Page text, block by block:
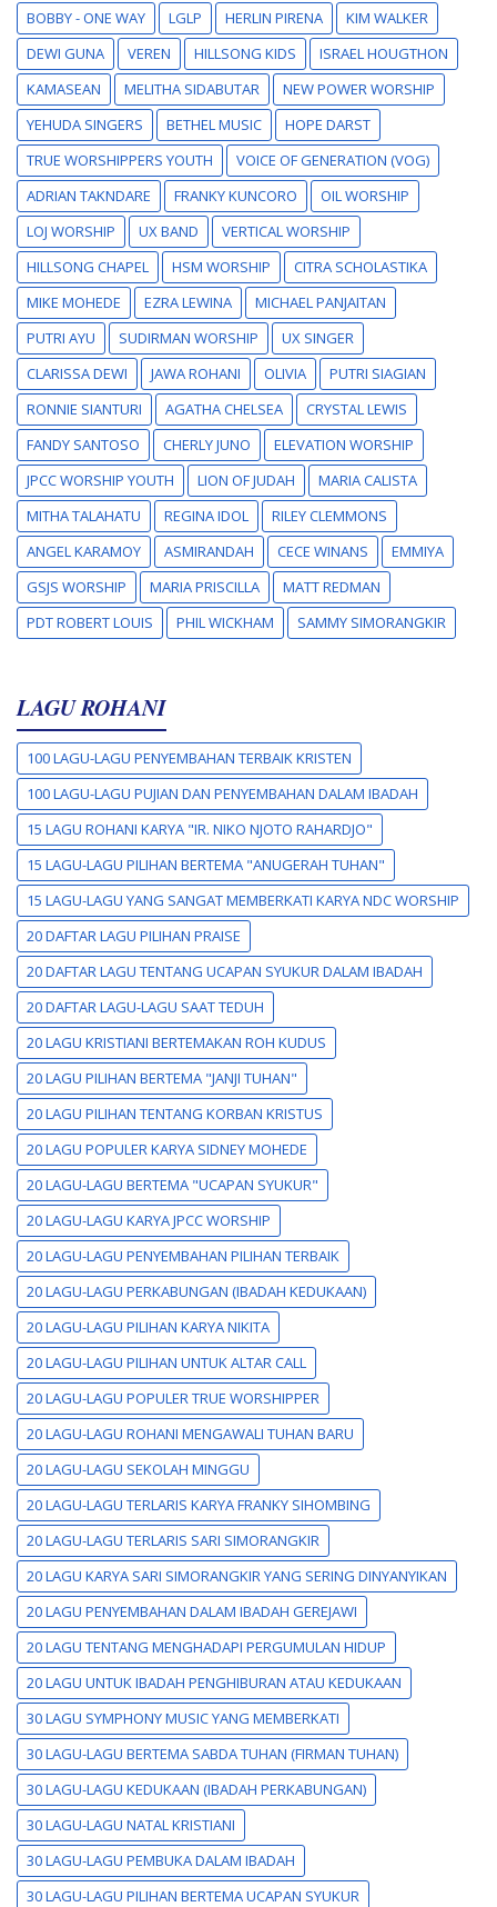
BOBBY - ONE WAY LGLP HERLIN PIRENA
KIM WALKER
DEWI GUNA
VEREN HILLSONG KIDS
ISRAEL HOUGTHON
KAMASEAN
MELITHA SIDABUTAR
NEW POWER WORSHIP
YEHUDA SINGERS
BETHEL MUSIC
HOPE DARST
TRUE WORSHIPPERS YOUTH
VOICE OF GENERATION (VOG)
ADRIAN TAKNDARE
FRANKY KUNCORO
OIL WORSHIP
LOJ WORSHIP
UX BAND
VERTICAL WORSHIP
HILLSONG CHAPEL
HSM WORSHIP
CITRA SCHOLASTIKA
MIKE MOHEDE
EZRA LEWINA
MICHAEL PANJAITAN
PUTRI AYU
SUDIRMAN WORSHIP
UX SINGER
CLARISSA DEWI
JAWA ROHANI OLIVIA
PUTRI SIAGIAN
RONNIE SIANTURI
AGATHA CHELSEA
CRYSTAL LEWIS
FANDY SANTOSO
CHERLY JUNO
ELEVATION WORSHIP
JPCC WORSHIP YOUTH
LION OF JUDAH
MARIA CALISTA
MITHA TALAHATU
REGINA IDOL
RILEY CLEMMONS
ANGEL KARAMOY
ASMIRANDAH CECE WINANS
EMMIYA
GSJS WORSHIP
MARIA PRISCILLA
MATT REDMAN
PDT ROBERT LOUIS
PHIL WICKHAM SAMMY SIMORANGKIR
LAGU ROHANI
100 LAGU-LAGU PENYEMBAHAN TERBAIK KRISTEN
100 LAGU-LAGU PUJIAN DAN PENYEMBAHAN DALAM IBADAH
15 LAGU ROHANI KARYA "IR. NIKO NJOTO RAHARDJO"
15 LAGU-LAGU PILIHAN BERTEMA "ANUGERAH TUHAN"
15 LAGU-LAGU YANG SANGAT MEMBERKATI KARYA NDC WORSHIP
20 DAFTAR LAGU PILIHAN PRAISE
20 DAFTAR LAGU TENTANG UCAPAN SYUKUR DALAM IBADAH
20 DAFTAR LAGU-LAGU SAAT TEDUH
20 LAGU KRISTIANI BERTEMAKAN ROH KUDUS
20 LAGU PILIHAN BERTEMA "JANJI TUHAN"
20 LAGU PILIHAN TENTANG KORBAN KRISTUS
20 LAGU POPULER KARYA SIDNEY MOHEDE
20 LAGU-LAGU BERTEMA "UCAPAN SYUKUR"
20 LAGU-LAGU KARYA JPCC WORSHIP
20 LAGU-LAGU PENYEMBAHAN PILIHAN TERBAIK
20 LAGU-LAGU PERKABUNGAN (IBADAH KEDUKAAN)
20 LAGU-LAGU PILIHAN KARYA NIKITA
20 LAGU-LAGU PILIHAN UNTUK ALTAR CALL
20 LAGU-LAGU POPULER TRUE WORSHIPPER
20 LAGU-LAGU ROHANI MENGAWALI TUHAN BARU
20 LAGU-LAGU SEKOLAH MINGGU
20 LAGU-LAGU TERLARIS KARYA FRANKY SIHOMBING
20 LAGU-LAGU TERLARIS SARI SIMORANGKIR
20 LAGU KARYA SARI SIMORANGKIR YANG SERING DINYANYIKAN
20 LAGU PENYEMBAHAN DALAM IBADAH GEREJAWI
20 LAGU TENTANG MENGHADAPI PERGUMULAN HIDUP
20 LAGU UNTUK IBADAH PENGHIBURAN ATAU KEDUKAAN
30 LAGU SYMPHONY MUSIC YANG MEMBERKATI
30 LAGU-LAGU BERTEMA SABDA TUHAN (FIRMAN TUHAN)
30 LAGU-LAGU KEDUKAAN (IBADAH PERKABUNGAN)
30 LAGU-LAGU NATAL KRISTIANI
30 LAGU-LAGU PEMBUKA DALAM IBADAH
30 LAGU-LAGU PILIHAN BERTEMA UCAPAN SYUKUR